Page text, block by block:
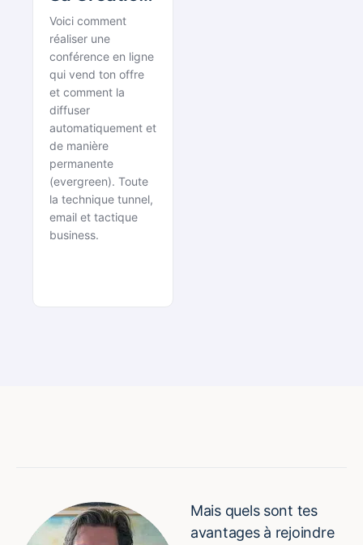
à
l’Automatisation
Pour Des
Ventes
Automatisées[Réunion
des Requins
#52]
Voici comment
réaliser une
conférence en ligne
qui vend ton offre
et comment la
diffuser
automatiquement et
de manière
permanente
(evergreen). Toute
la technique tunnel,
email et tactique
business.
Mais quels sont tes
avantages à rejoindre